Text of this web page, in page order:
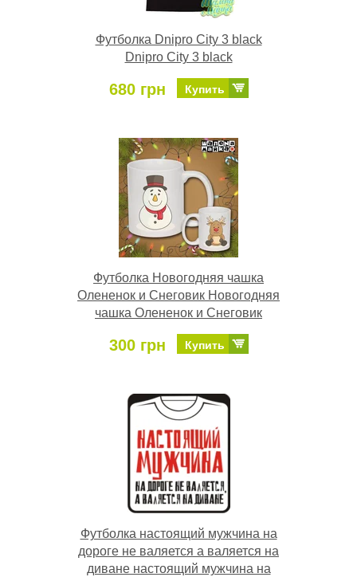
Футболка Dnipro City 3 black
Dnipro City 3 black
680 грн Купить
Футболка Новогодняя чашка
Олененок и Снеговик Новогодняя
чашка Олененок и Снеговик
300 грн Купить
Футболка настоящий мужчина на
дороге не валяется а валяется на
диване настоящий мужчина на